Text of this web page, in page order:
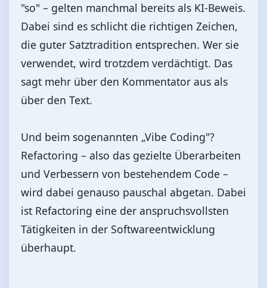
"so" – gelten manchmal bereits als KI-Beweis.
Dabei sind es schlicht die richtigen Zeichen,
die guter Satztradition entsprechen. Wer sie
verwendet, wird trotzdem verdächtigt. Das
sagt mehr über den Kommentator aus als
über den Text.
Und beim sogenannten „Vibe Coding"?
Refactoring – also das gezielte Überarbeiten
und Verbessern von bestehendem Code –
wird dabei genauso pauschal abgetan. Dabei
ist Refactoring eine der anspruchsvollsten
Tätigkeiten in der Softwareentwicklung
überhaupt.